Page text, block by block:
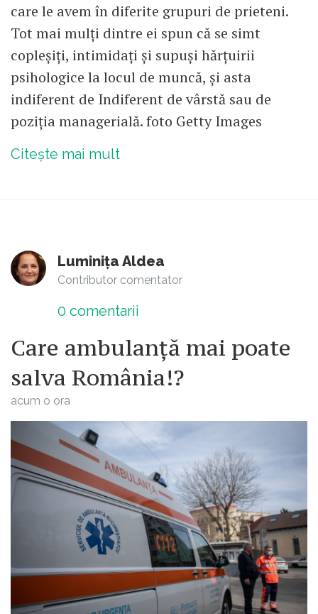
care le avem în diferite grupuri de prieteni.
Tot mai mulți dintre ei spun că se simt
copleșiți, intimidați și supuși hărțuirii
psihologice la locul de muncă, și asta
indiferent de Indiferent de vârstă sau de
poziția managerială. foto Getty Images
Citește mai mult
Luminița Aldea
Contributor comentator
0 comentarii
Care ambulanță mai poate
salva România!?
acum o ora